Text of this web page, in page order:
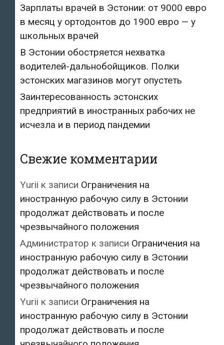
Зарплаты врачей в Эстонии: от 9000 евро
в месяц у ортодонтов до 1900 евро — у
школьных врачей
В Эстонии обостряется нехватка
водителей-дальнобойщиков. Полки
эстонских магазинов могут опустеть
Заинтересованность эстонских
предприятий в иностранных рабочих не
исчезла и в период пандемии
Свежие комментарии
Yurii к записи Ограничения на
иностранную рабочую силу в Эстонии
продолжат действовать и после
чрезвычайного положения
Администратор к записи Ограничения на
иностранную рабочую силу в Эстонии
продолжат действовать и после
чрезвычайного положения
Yurii к записи Ограничения на
иностранную рабочую силу в Эстонии
продолжат действовать и после